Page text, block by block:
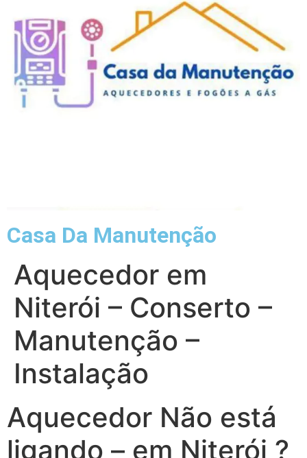
Casa Da Manutenção
Aquecedor em
Niterói – Conserto –
Manutenção –
Instalação
Aquecedor Não está
ligando – em Niterói ?